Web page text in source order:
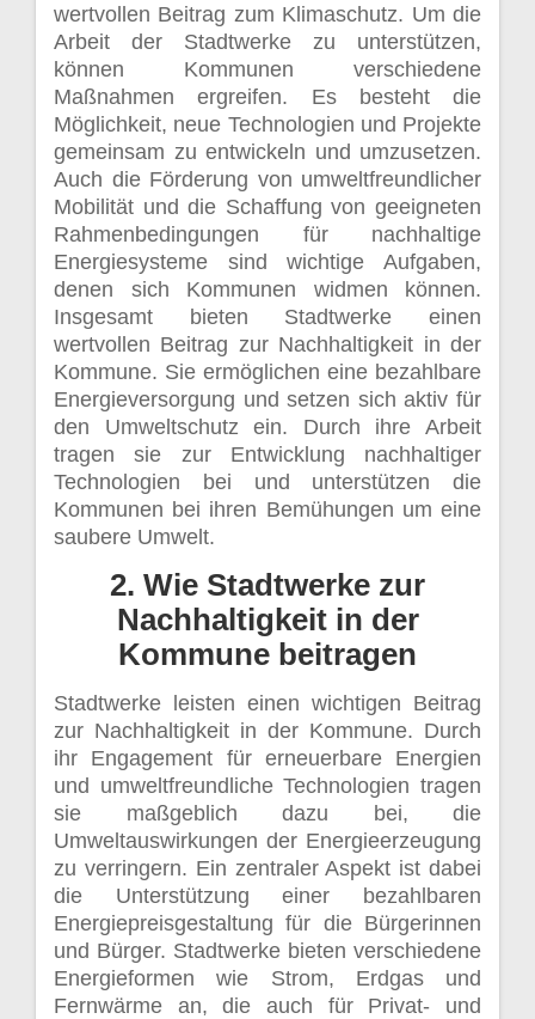
wertvollen Beitrag zum Klimaschutz. Um die
Arbeit der Stadtwerke zu unterstützen,
können Kommunen verschiedene
Maßnahmen ergreifen. Es besteht die
Möglichkeit, neue Technologien und Projekte
gemeinsam zu entwickeln und umzusetzen.
Auch die Förderung von umweltfreundlicher
Mobilität und die Schaffung von geeigneten
Rahmenbedingungen für nachhaltige
Energiesysteme sind wichtige Aufgaben,
denen sich Kommunen widmen können.
Insgesamt bieten Stadtwerke einen
wertvollen Beitrag zur Nachhaltigkeit in der
Kommune. Sie ermöglichen eine bezahlbare
Energieversorgung und setzen sich aktiv für
den Umweltschutz ein. Durch ihre Arbeit
tragen sie zur Entwicklung nachhaltiger
Technologien bei und unterstützen die
Kommunen bei ihren Bemühungen um eine
saubere Umwelt.
2. Wie Stadtwerke zur
Nachhaltigkeit in der
Kommune beitragen
Stadtwerke leisten einen wichtigen Beitrag
zur Nachhaltigkeit in der Kommune. Durch
ihr Engagement für erneuerbare Energien
und umweltfreundliche Technologien tragen
sie maßgeblich dazu bei, die
Umweltauswirkungen der Energieerzeugung
zu verringern. Ein zentraler Aspekt ist dabei
die Unterstützung einer bezahlbaren
Energiepreisgestaltung für die Bürgerinnen
und Bürger. Stadtwerke bieten verschiedene
Energieformen wie Strom, Erdgas und
Fernwärme an, die auch für Privat- und